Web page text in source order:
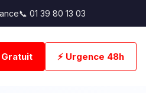
📞 01 39 80 13 03
⚡ Urgence 48h